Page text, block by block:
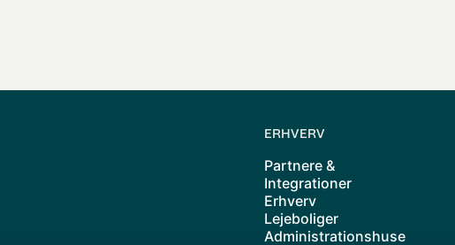
ERHVERV
Partnere &
Integrationer
Erhverv
Lejeboliger
Administrationshuse